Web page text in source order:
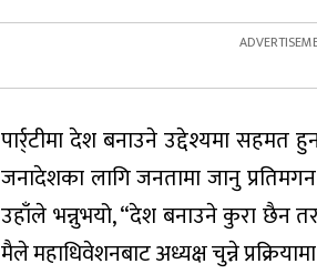
पार्र्टीमा देश बनाउने उद्देश्यमा
जनादेशका लागि जनतामा जानु
उहाँले भन्नुभयो, “देश बनाउने कुरा छैन तर,
मैले महाधिवेशनबाट अध्यक्ष चुन्ने